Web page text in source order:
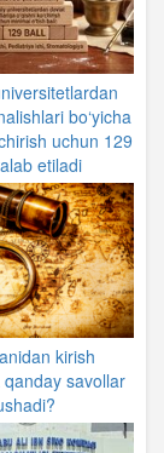
bo‘yicha
uchun 129
etiladi
kirish
savollar